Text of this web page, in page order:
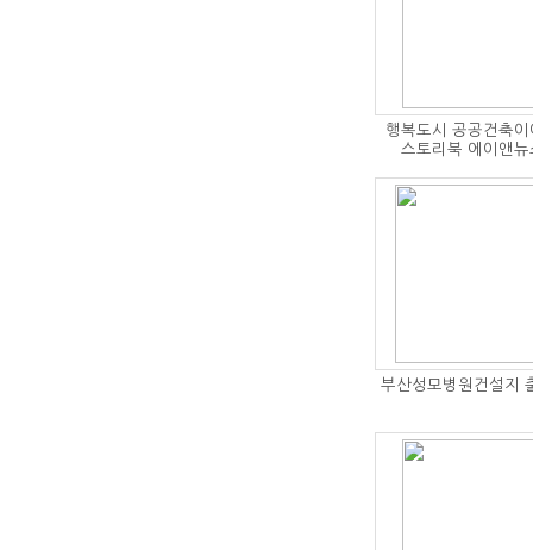
행복도시 공공건축
스토리북 에이앤뉴
부산성모병원건설지